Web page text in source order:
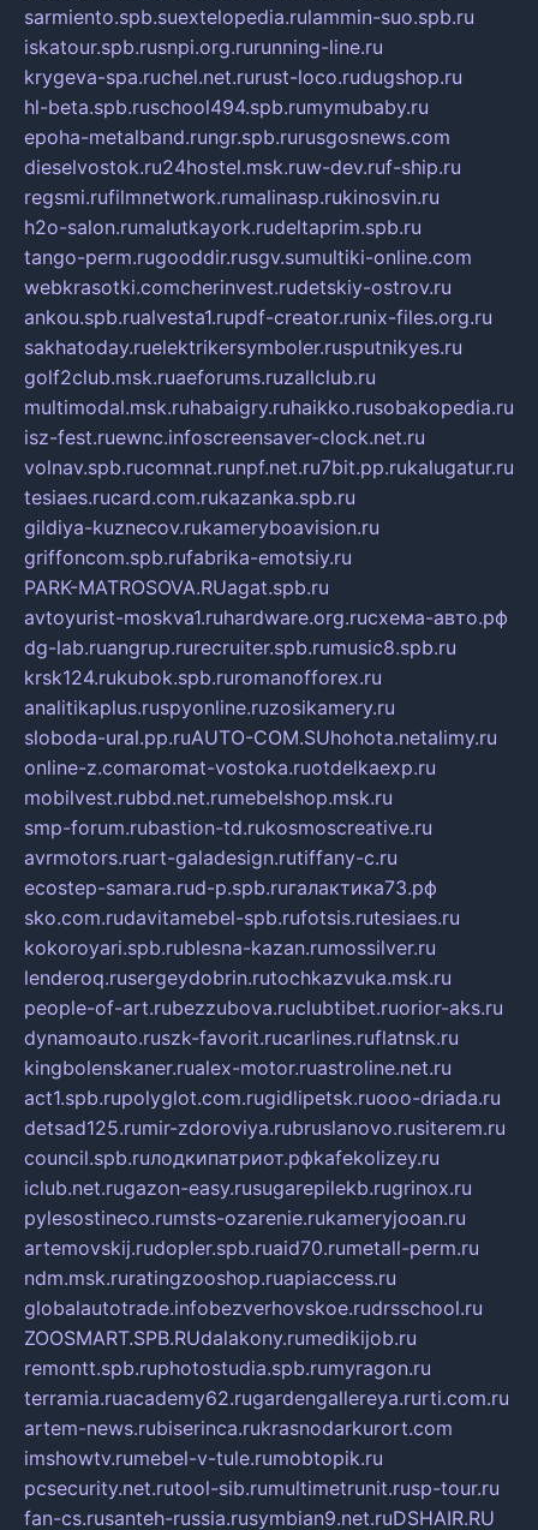
sarmiento.spb.suextelopedia.rulammin-suo.spb.ru
iskatour.spb.rusnpi.org.rurunning-line.ru
krygeva-spa.ruchel.net.rurust-loco.rudugshop.ru
hl-beta.spb.ruschool494.spb.rumymubaby.ru
epoha-metalband.rungr.spb.rurusgosnews.com
dieselvostok.ru24hostel.msk.ruw-dev.ruf-ship.ru
regsmi.rufilmnetwork.rumalinasp.rukinosvin.ru
h2o-salon.rumalutkayork.rudeltaprim.spb.ru
tango-perm.rugooddir.rusgv.sumultiki-online.com
webkrasotki.comcherinvest.rudetskiy-ostrov.ru
ankou.spb.rualvesta1.rupdf-creator.runix-files.org.ru
sakhatoday.ruelektrikersymboler.rusputnikyes.ru
golf2club.msk.ruaeforums.ruzallclub.ru
multimodal.msk.ruhabaigry.ruhaikko.rusobakopedia.ru
isz-fest.ruewnc.infoscreensaver-clock.net.ru
volnav.spb.rucomnat.runpf.net.ru7bit.pp.rukalugatur.ru
tesiaes.rucard.com.rukazanka.spb.ru
gildiya-kuznecov.rukameryboavision.ru
griffoncom.spb.rufabrika-emotsiy.ru
PARK-MATROSOVA.RUagat.spb.ru
avtoyurist-moskva1.ruhardware.org.ruсхема-авто.рф
dg-lab.ruangrup.rurecruiter.spb.rumusic8.spb.ru
krsk124.rukubok.spb.ruromanofforex.ru
analitikaplus.ruspyonline.ruzosikamery.ru
sloboda-ural.pp.ruAUTO-COM.SUhohota.netalimy.ru
online-z.comaromat-vostoka.ruotdelkaexp.ru
mobilvest.rubbd.net.rumebelshop.msk.ru
smp-forum.rubastion-td.rukosmoscreative.ru
avrmotors.ruart-galadesign.rutiffany-c.ru
ecostep-samara.rud-p.spb.ruгалактика73.рф
sko.com.rudavitamebel-spb.rufotsis.rutesiaes.ru
kokoroyari.spb.rublesna-kazan.rumossilver.ru
lenderoq.rusergeydobrin.rutochkazvuka.msk.ru
people-of-art.rubezzubova.ruclubtibet.ruorior-aks.ru
dynamoauto.ruszk-favorit.rucarlines.ruflatnsk.ru
kingbolenskaner.rualex-motor.ruastroline.net.ru
act1.spb.rupolyglot.com.rugidlipetsk.ruooo-driada.ru
detsad125.rumir-zdoroviya.rubruslanovo.rusiterem.ru
council.spb.ruлодкипатриот.рфkafekolizey.ru
iclub.net.rugazon-easy.rusugarepilekb.rugrinox.ru
pylesostineco.rumsts-ozarenie.rukameryjooan.ru
artemovskij.rudopler.spb.ruaid70.rumetall-perm.ru
ndm.msk.ruratingzooshop.ruapiaccess.ru
globalautotrade.infobezverhovskoe.rudrsschool.ru
ZOOSMART.SPB.RUdalakony.rumedikijob.ru
remontt.spb.ruphotostudia.spb.rumyragon.ru
terramia.ruacademy62.rugardengallereya.rurti.com.ru
artem-news.rubiserinca.rukrasnodarkurort.com
imshowtv.rumebel-v-tule.rumobtopik.ru
pcsecurity.net.rutool-sib.rumultimetrunit.rusp-tour.ru
fan-cs.rusanteh-russia.rusymbian9.net.ruDSHAIR.RU